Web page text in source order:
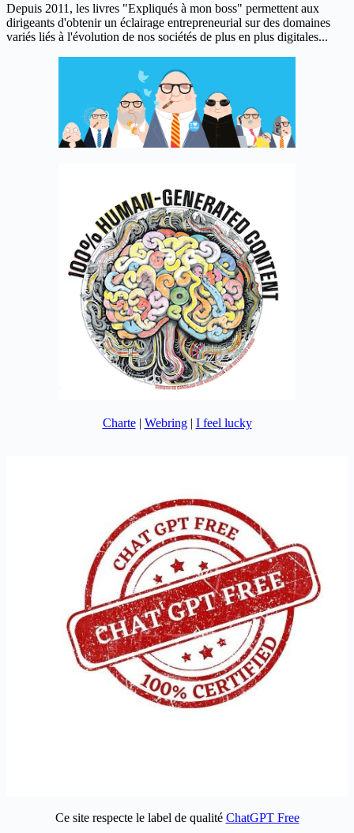
Depuis 2011, les livres "Expliqués à mon boss" permettent aux
dirigeants d'obtenir un éclairage entrepreneurial sur des domaines
variés liés à l'évolution de nos sociétés de plus en plus digitales...
Charte| Webring| I feel lucky
Ce site respecte le label de qualité ChatGPT Free